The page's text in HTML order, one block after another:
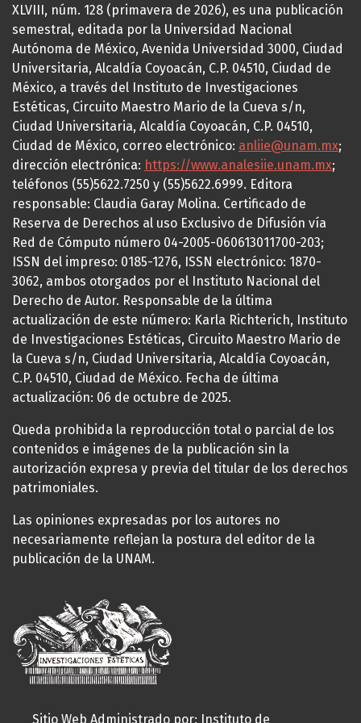
XLVIII, núm. 128 (primavera de 2026), es una publicación
semestral, editada por la Universidad Nacional
Autónoma de México, Avenida Universidad 3000, Ciudad
Universitaria, Alcaldía Coyoacán, C.P. 04510, Ciudad de
México, a través del Instituto de Investigaciones
Estéticas, Circuito Maestro Mario de la Cueva s/n,
Ciudad Universitaria, Alcaldía Coyoacán, C.P. 04510,
Ciudad de México, correo electrónico: anliie@unam.mx;
dirección electrónica: https://www.analesiie.unam.mx;
teléfonos (55)5622.7250 y (55)5622.6999. Editora
responsable: Claudia Garay Molina. Certificado de
Reserva de Derechos al uso Exclusivo de Difusión vía
Red de Cómputo número 04-2005-060613011700-203;
ISSN del impreso: 0185-1276, ISSN electrónico: 1870-
3062, ambos otorgados por el Instituto Nacional del
Derecho de Autor. Responsable de la última
actualización de este número: Karla Richterich, Instituto
de Investigaciones Estéticas, Circuito Maestro Mario de
la Cueva s/n, Ciudad Universitaria, Alcaldía Coyoacán,
C.P. 04510, Ciudad de México. Fecha de última
actualización: 06 de octubre de 2025.
Queda prohibida la reproducción total o parcial de los
contenidos e imágenes de la publicación sin la
autorización expresa y previa del titular de los derechos
patrimoniales.
Las opiniones expresadas por los autores no
necesariamente reflejan la postura del editor de la
publicación de la UNAM.
Sitio Web Administrado por: Instituto de